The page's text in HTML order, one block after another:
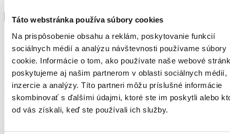
Táto webstránka používa súbory cookies
Na prispôsobenie obsahu a reklám, poskytovanie funkcií
sociálnych médií a analýzu návštevnosti používame súbory
cookie. Informácie o tom, ako používate naše webové
poskytujeme aj našim partnerom v oblasti sociálnych médií,
inzercie a analýzy. Títo partneri môžu príslušné informácie
skombinovať s ďalšími údajmi, ktoré ste im poskytli alebo
od vás získali, keď ste používali ich služby.
Odoslať
Správa sa odosiela ...
Ďakujeme. Vyplnenie Vašich údajov evidujeme.
Budeme Vás kontaktovať čo najskôr.
Ak chcete formulár vyplniť opäť, kliknite na tentoodkaz.
Podobné ponuky